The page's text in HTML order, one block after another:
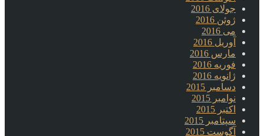
جولای 2016
ژوئن 2016
می 2016
آوریل 2016
مارس 2016
فوریه 2016
ژانویه 2016
دسامبر 2015
نوامبر 2015
اکتبر 2015
سپتامبر 2015
آگوست 2015